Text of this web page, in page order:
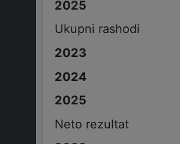
Ukupni rashodi
Neto rezultat